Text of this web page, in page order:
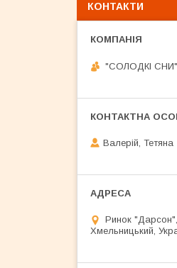
КОНТАКТИ
"СОЛОДКІ СНИ"
Валерій, Тетяна
Ринок
Хмельницький,